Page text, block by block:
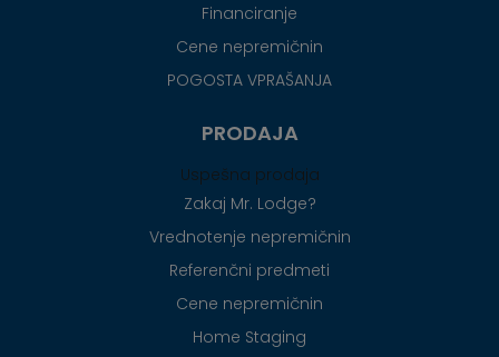
Financiranje
Cene nepremičnin
POGOSTA VPRAŠANJA
PRODAJA
Uspešna prodaja
Zakaj Mr. Lodge?
Vrednotenje nepremičnin
Referenčni predmeti
Cene nepremičnin
Home Staging